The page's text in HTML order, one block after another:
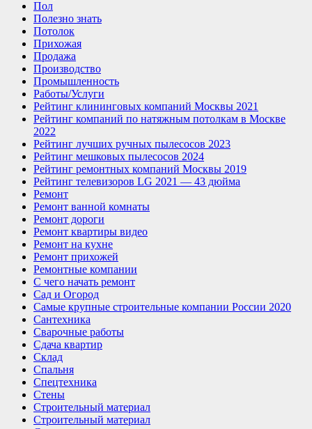
Пол
Полезно знать
Потолок
Прихожая
Продажа
Производство
Промышленность
Работы/Услуги
Рейтинг клининговых компаний Москвы 2021
Рейтинг компаний по натяжным потолкам в Москве
2022
Рейтинг лучших ручных пылесосов 2023
Рейтинг мешковых пылесосов 2024
Рейтинг ремонтных компаний Москвы 2019
Рейтинг телевизоров LG 2021 — 43 дюйма
Ремонт
Ремонт ванной комнаты
Ремонт дороги
Ремонт квартиры видео
Ремонт на кухне
Ремонт прихожей
Ремонтные компании
С чего начать ремонт
Сад и Огород
Самые крупные строительные компании России 2020
Сантехника
Сварочные работы
Сдача квартир
Склад
Спальня
Спецтехника
Стены
Строительный материал
Строительный материал